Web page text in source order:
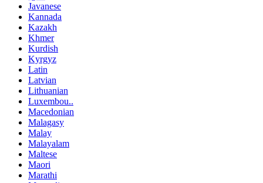
Javanese
Kannada
Kazakh
Khmer
Kurdish
Kyrgyz
Latin
Latvian
Lithuanian
Luxembou..
Macedonian
Malagasy
Malay
Malayalam
Maltese
Maori
Marathi